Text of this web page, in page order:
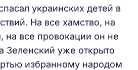
украинских детей в
На все хамство, на
на все провокации он не
Зеленский уже открыто
избранному народом